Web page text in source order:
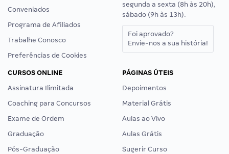
Conveniados
Programa de Afiliados
Trabalhe Conosco
Preferências de Cookies
segunda a sexta (8h às 20h),
sábado (9h às 13h).
Foi aprovado?
Envie-nos a sua história!
CURSOS ONLINE
Assinatura Ilimitada
Coaching para Concursos
Exame de Ordem
Graduação
Pós-Graduação
PÁGINAS ÚTEIS
Depoimentos
Material Grátis
Aulas ao Vivo
Aulas Grátis
Sugerir Curso